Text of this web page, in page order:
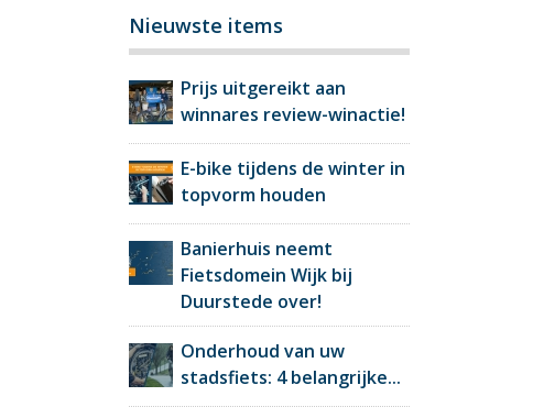
Nieuwste items
Prijs uitgereikt aan
winnares review-winactie!
E-bike tijdens de winter in
topvorm houden
Banierhuis neemt
Fietsdomein Wijk bij
Duurstede over!
Onderhoud van uw
stadsfiets: 4 belangrijke...